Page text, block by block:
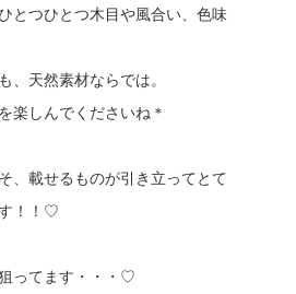
とつひとつ木目や風合い、色味
、天然素材ならでは。
楽しんでくださいね＊
、載せるものが引き立ってとて
！！♡
ってます・・・♡